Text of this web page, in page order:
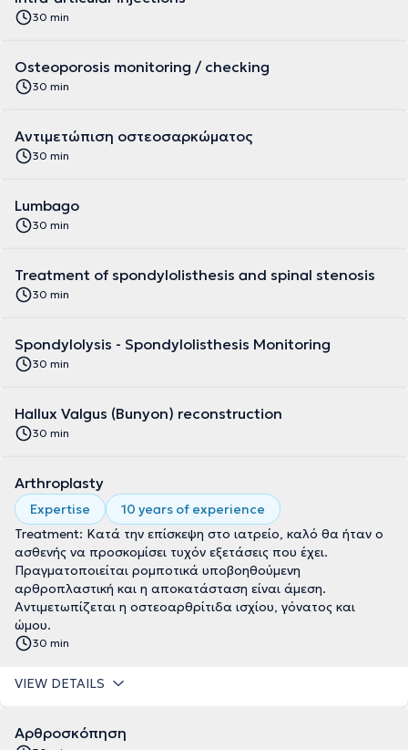
30 min
Osteoporosis monitoring / checking
30 min
Αντιμετώπιση οστεοσαρκώματος
30 min
Lumbago
30 min
Treatment of spondylolisthesis and spinal stenosis
30 min
Spondylolysis - Spondylolisthesis Monitoring
30 min
Hallux Valgus (Bunyon) reconstruction
30 min
Arthroplasty
Expertise
10 years of experience
Treatment: Κατά την επίσκεψη στο ιατρείο, καλό θα ήταν ο
ασθενής να προσκομίσει τυχόν εξετάσεις που έχει.
Πραγματοποιείται ρομποτικά υποβοηθούμενη
αρθροπλαστική και η αποκατάσταση είναι άμεση.
Αντιμετωπίζεται η οστεοαρθρίτιδα ισχίου, γόνατος και
ώμου.
30 min
VIEW DETAILS
Αρθροσκόπηση